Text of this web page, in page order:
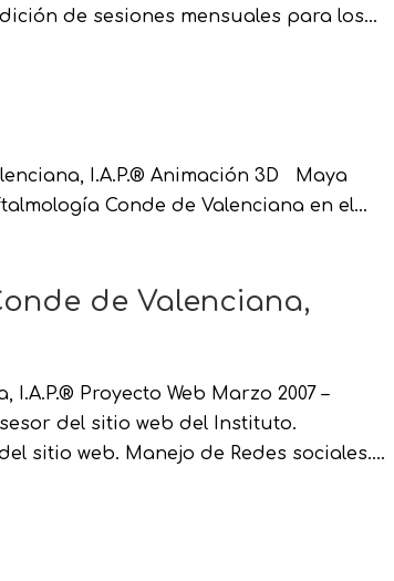
de sesiones mensuales para los...
I.A.P.® Animación 3D Maya
Conde de Valenciana en el...
de Valenciana,
Proyecto Web Marzo 2007 –
del sitio web del Instituto.
sitio web. Manejo de Redes sociales....